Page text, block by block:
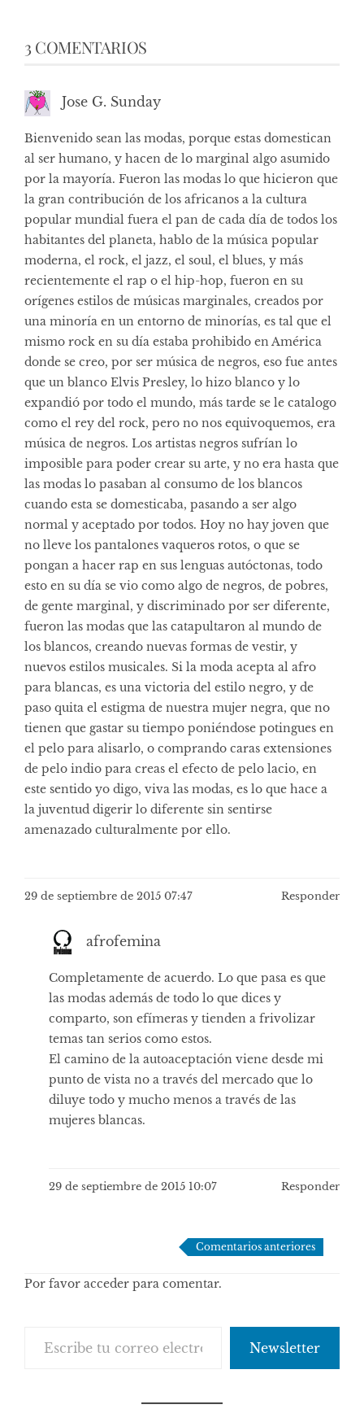
3 COMENTARIOS
Jose G. Sunday
Bienvenido sean las modas, porque estas domestican
al ser humano, y hacen de lo marginal algo asumido
por la mayoría. Fueron las modas lo que hicieron que
la gran contribución de los africanos a la cultura
popular mundial fuera el pan de cada día de todos los
habitantes del planeta, hablo de la música popular
moderna, el rock, el jazz, el soul, el blues, y más
recientemente el rap o el hip-hop, fueron en su
orígenes estilos de músicas marginales, creados por
una minoría en un entorno de minorías, es tal que el
mismo rock en su día estaba prohibido en América
donde se creo, por ser música de negros, eso fue antes
que un blanco Elvis Presley, lo hizo blanco y lo
expandió por todo el mundo, más tarde se le catalogo
como el rey del rock, pero no nos equivoquemos, era
música de negros. Los artistas negros sufrían lo
imposible para poder crear su arte, y no era hasta que
las modas lo pasaban al consumo de los blancos
cuando esta se domesticaba, pasando a ser algo
normal y aceptado por todos. Hoy no hay joven que
no lleve los pantalones vaqueros rotos, o que se
pongan a hacer rap en sus lenguas autóctonas, todo
esto en su día se vio como algo de negros, de pobres,
de gente marginal, y discriminado por ser diferente,
fueron las modas que las catapultaron al mundo de
los blancos, creando nuevas formas de vestir, y
nuevos estilos musicales. Si la moda acepta al afro
para blancas, es una victoria del estilo negro, y de
paso quita el estigma de nuestra mujer negra, que no
tienen que gastar su tiempo poniéndose potingues en
el pelo para alisarlo, o comprando caras extensiones
de pelo indio para creas el efecto de pelo lacio, en
este sentido yo digo, viva las modas, es lo que hace a
la juventud digerir lo diferente sin sentirse
amenazado culturalmente por ello.
29 de septiembre de 2015 07:47 Responder
afrofemina
Completamente de acuerdo. Lo que pasa es que
las modas además de todo lo que dices y
comparto, son efímeras y tienden a frivolizar
temas tan serios como estos.
El camino de la autoaceptación viene desde mi
punto de vista no a través del mercado que lo
diluye todo y mucho menos a través de las
mujeres blancas.
29 de septiembre de 2015 10:07 Responder
comentarios
Comentarios anteriores
Por favor acceder para comentar.
Newsletter